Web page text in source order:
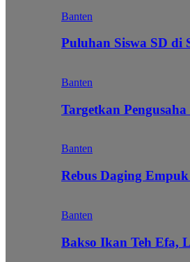
Banten
Puluhan Siswa SD
Banten
Targetkan
Banten
Rebus Daging
Banten
Bakso Ikan Teh Efa,